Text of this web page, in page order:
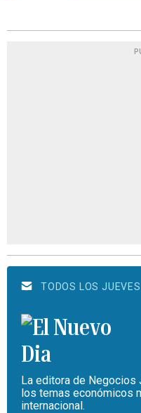
TODOS LOS JUEVES
La editora de Negocios
los temas económicos
internacional.